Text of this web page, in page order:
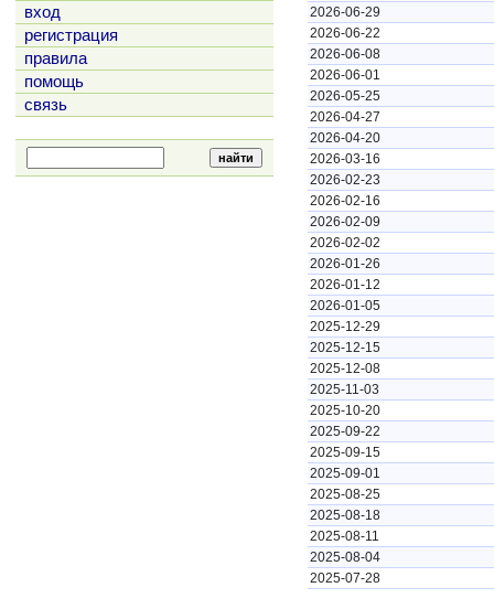
вход
регистрация
правила
помощь
связь
2026-06-29
2026-06-22
2026-06-08
2026-06-01
2026-05-25
2026-04-27
2026-04-20
2026-03-16
2026-02-23
2026-02-16
2026-02-09
2026-02-02
2026-01-26
2026-01-12
2026-01-05
2025-12-29
2025-12-15
2025-12-08
2025-11-03
2025-10-20
2025-09-22
2025-09-15
2025-09-01
2025-08-25
2025-08-18
2025-08-11
2025-08-04
2025-07-28